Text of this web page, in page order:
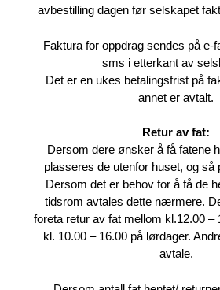
avbestilling dagen før selskapet
Faktura for oppdrag sendes på e-
sms i etterkant av
Det er en ukes betalingsfrist på
annet er avtalt.
Retur av fat:
Dersom dere ønsker å få fatene
plasseres de utenfor huset, og så
Dersom det er behov for å få de
tidsrom avtales dette nærmere.
foreta retur av fat mellom kl.12.00 –
kl. 10.00 – 16.00 på lørdager.
avtale.